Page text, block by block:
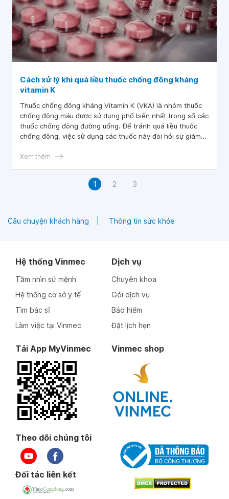
Cách xử lý khi quá liều thuốc chống đông kháng
vitamin K
Thuốc chống đông kháng Vitamin K (VKA) là nhóm thuốc
chống đông máu được sử dụng phổ biến nhất trong số các
thuốc chống đông đường uống. Để tránh quá liều thuốc
chống đông, việc sử dụng các thuốc này đòi hỏi sự giám
Xem thêm
1 2 3
Câu chuyện khách hàng Thông tin sức khỏe
Hệ thống Vinmec
Tầm nhìn sứ mệnh
Hệ thống cơ sở y tế
Tìm bác sĩ
Làm việc tại Vinmec
Dịch vụ
Chuyên khoa
Gói dịch vụ
Bảo hiểm
Đặt lịch hẹn
Tải App MyVinmec Vinmec shop
Theo dõi chúng tôi
Đối tác liên kết